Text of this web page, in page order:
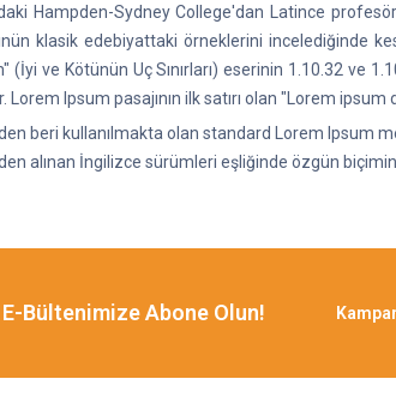
Hampden-Sydney College'dan Latince
klasik edebiyattaki örneklerini incelediğinde
(İyi ve Kötünün Uç Sınırları) eserinin 1.10.32 ve
Lorem Ipsum pasajının ilk satırı olan "Lorem
beri kullanılmakta olan standard Lorem Ipsum
alınan İngilizce sürümleri eşliğinde özgün
E-Bültenimize Abone Olun!